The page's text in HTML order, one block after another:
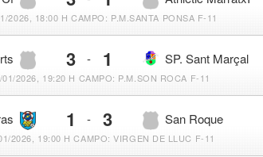
2026, 18:00 H CAMPO: P.M.SANTA PONSA F-11
3 - SP. Sant Marçal
1
2026, 19:20 H CAMPO: P.M.SON ROCA F-11
1 - San Roque
3
2026, 19:00 H CAMPO: VIRGEN DE LLUC F-11